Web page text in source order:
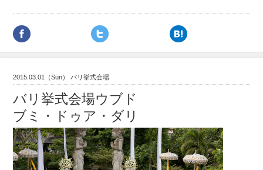
2015.03.01（Sun） バリ挙式会場
バリ挙式会場ウブド
ブミ・ドゥア・ダリ